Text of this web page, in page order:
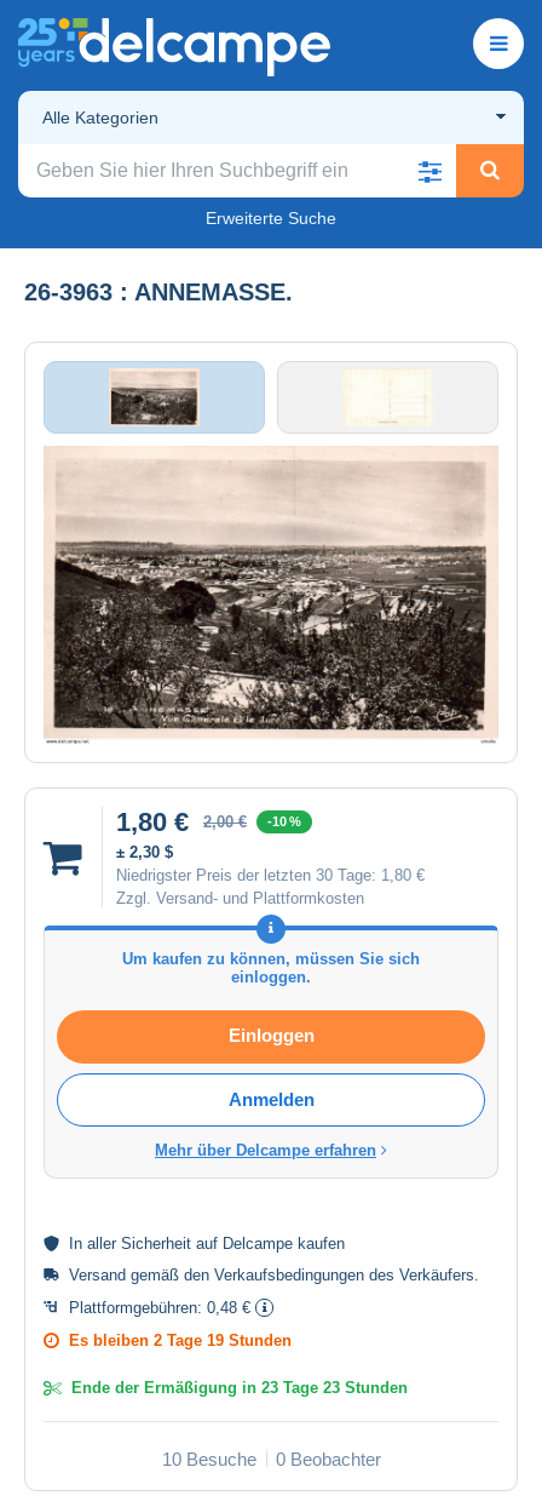
Alle Kategorien
Erweiterte Suche
26-3963 : ANNEMASSE.
1,80 € 2,00 € -10 %
± 2,30 $
Niedrigster Preis der letzten 30 Tage: 1,80 €
Zzgl. Versand- und Plattformkosten
Um kaufen zu können, müssen Sie sich
einloggen.
Einloggen
Anmelden
Mehr über Delcampe erfahren
In aller Sicherheit auf Delcampe kaufen
Versand gemäß den Verkaufsbedingungen des Verkäufers
Plattformgebühren: 0,48 €
Es bleiben 2 Tage 19 Stunden
Ende der Ermäßigung in 23 Tage 23 Stunden
10 Besuche 0 Beobachter